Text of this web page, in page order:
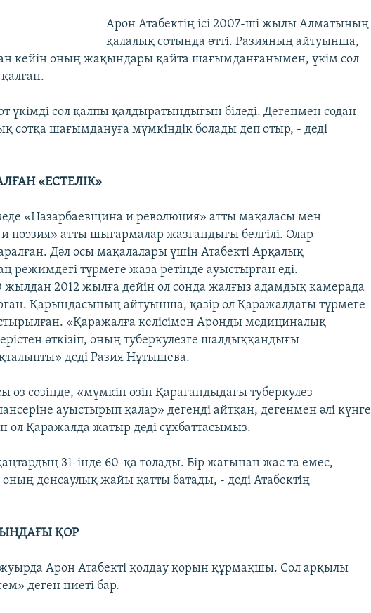
Арон Атабектің ісі 2007-ші жылы Алматының
қалалық сотында өтті. Разияның айтуынша,
кейін оның жақындары қайта шағымданғанымен, үкім сол
үкімді сол қалпы қалдыратындығын біледі. Дегенмен содан
сотқа шағымдануға мүмкіндік болады деп отыр, - деді
«ЕСТЕЛІК»
«Назарбаевщина и революция» атты мақаласы мен
поэзия» атты шығармалар жазғандығы белгілі. Олар
Дәл осы мақалалары үшін Атабекті Арқалық
режимдегі түрмеге жаза ретінде ауыстырған еді.
жылдан 2012 жылға дейін ол сонда жалғыз адамдық камерада
Қарындасының айтуынша, қазір ол Қаражалдағы түрмеге
«Қаражалға келісімен Аронды медициналық
өткізіп, оның туберкулезге шалдыққандығы
деді Разия Нұтышева.
өз сөзінде, «мүмкін өзін Қарағандыдағы туберкулез
ауыстырып қалар» дегенді айтқан, дегенмен әлі күнге
ол Қаражалда жатыр деді сұхбаттасымыз.
31-інде 60-қа толады. Бір жағынан жас та емес,
денсаулық жайы қатты батады, - деді Атабектің
ҚОР
Арон Атабекті қолдау қорын құрмақшы. Сол арқылы
деген ниеті бар.